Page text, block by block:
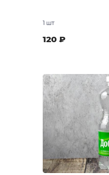
1 шт
120 ₽